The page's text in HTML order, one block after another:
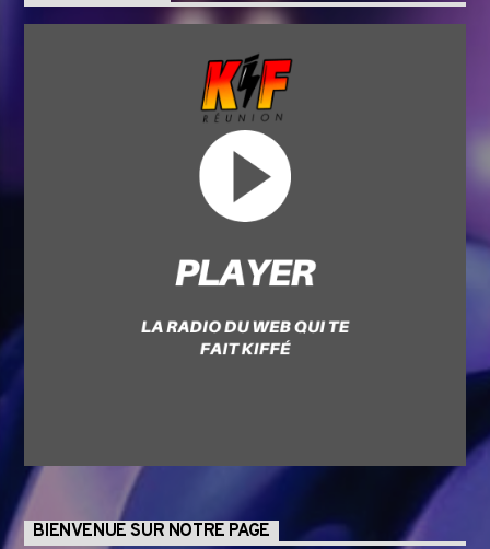
BIENVENUE SUR NOTRE PAGE